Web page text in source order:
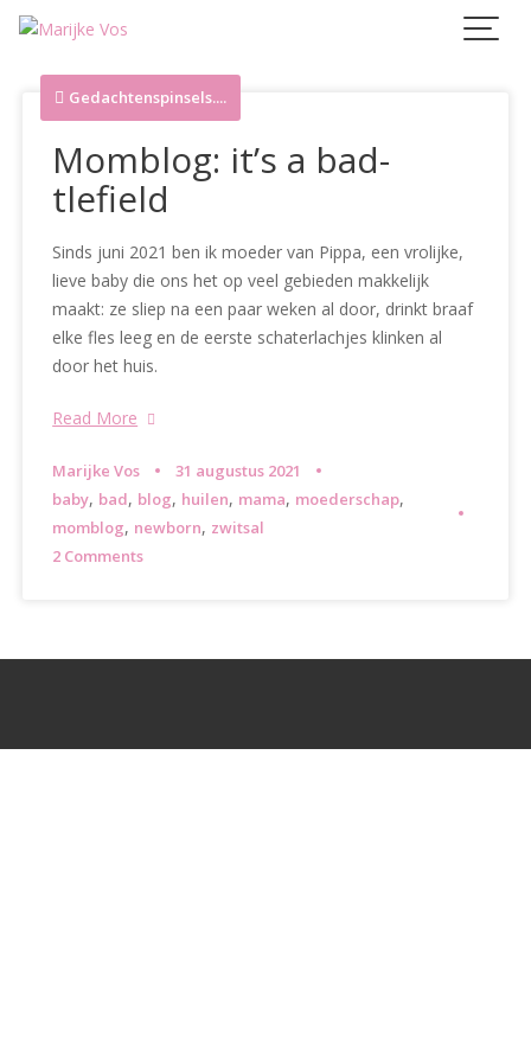
Skip
content
Gedachtenspinsels....
Momblog: it’s a bad-
tlefield
Sinds juni 2021 ben ik moeder van Pippa, een vrolijke,
lieve baby die ons het op veel gebieden makkelijk
maakt: ze sliep na een paar weken al door, drinkt braaf
elke fles leeg en de eerste schaterlachjes klinken al
door het huis.
Read More
Marijke Vos
31 augustus 2021
baby, bad, blog, huilen, mama, moederschap,
momblog, newborn, zwitsal
2 Comments